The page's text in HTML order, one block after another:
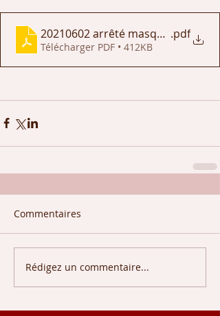
20210602 arrêté masque et alcool
.pdf
Télécharger PDF • 412KB
Commentaires
Rédigez un commentaire...